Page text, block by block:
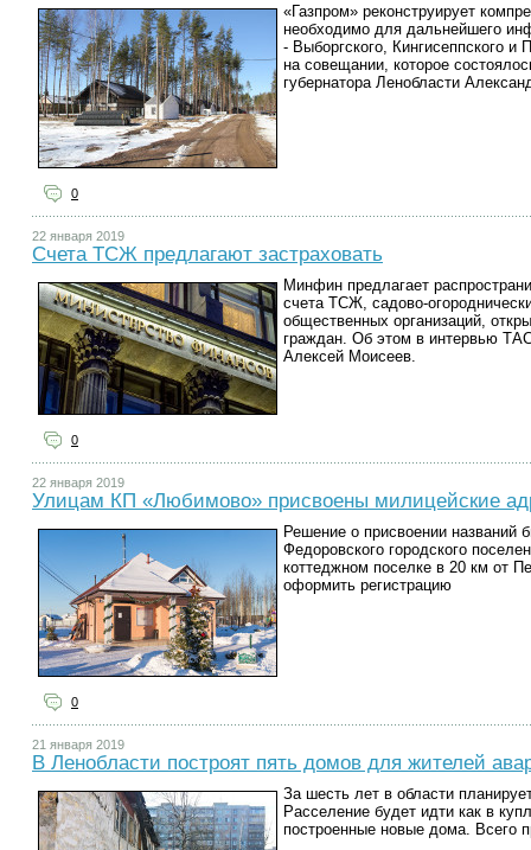
«Газпром» реконструирует
необходимо для дальнейшего
- Выборгского, Кингисеппского и
на совещании, которое
губернатора Ленобласти
0
22 января 2019
Счета ТСЖ предлагают застраховать
Минфин предлагает
счета ТСЖ, садово-
общественных организаций,
граждан. Об этом в интервью
Алексей Моисеев.
0
22 января 2019
Улицам КП «Любимово» присвоены милицейские
Решение о присвоении названий
Федоровского городского
коттеджном поселке в 20 км от
оформить регистрацию
0
21 января 2019
В Ленобласти построят пять домов для жителей
За шесть лет в области
Расселение будет идти как в
построенные новые дома. Всего